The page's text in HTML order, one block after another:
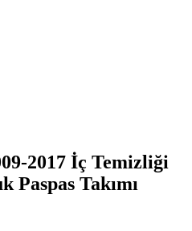
2017 İç Temizliği
Paspas Takımı